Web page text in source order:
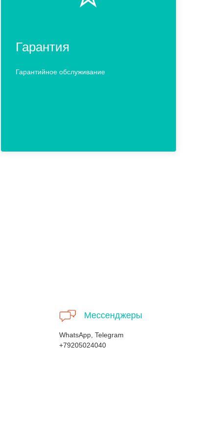
Гарантия
Гарантийное обслуживание
Мессенджеры
WhatsApp, Telegram
+79205024040